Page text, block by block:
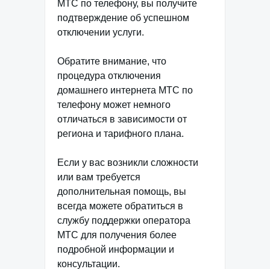
МТС по телефону, вы получите
подтверждение об успешном
отключении услуги.
Обратите внимание, что
процедура отключения
домашнего интернета МТС по
телефону может немного
отличаться в зависимости от
региона и тарифного плана.
Если у вас возникли сложности
или вам требуется
дополнительная помощь, вы
всегда можете обратиться в
службу поддержки оператора
МТС для получения более
подробной информации и
консультации.